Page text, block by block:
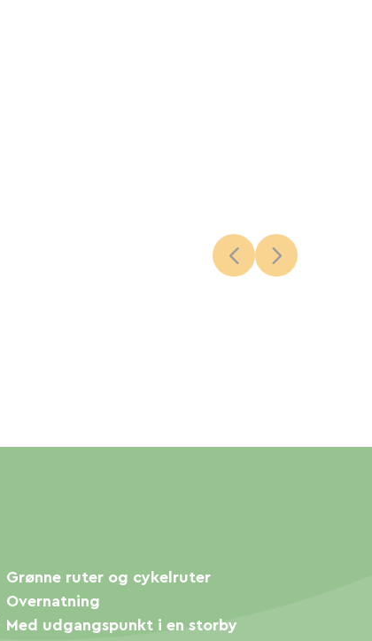
Grønne ruter og cykelruter
Overnatning
Med udgangspunkt i en storby